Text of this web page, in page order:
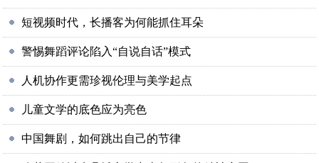
短视频时代，长播客为何能抓住耳朵
警惕舞蹈评论陷入“自说自话”模式
人机协作更需珍视伦理与美学起点
儿童文学的底色应为亮色
中国舞剧，如何跳出自己的节律